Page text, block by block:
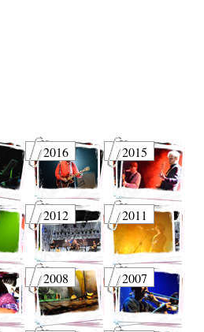
2016 2015
2012 2011
2008 2007